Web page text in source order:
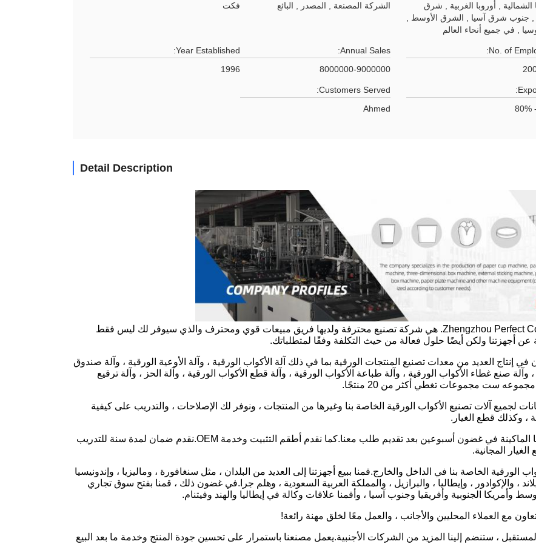
الشمالية , أوروبا الغربية , شرق
, جنوب شرق آسيا , الشرق الأوسط ,
, في جميع أنحاء العالم
الشركة المصنعة , المصدر , البائع
فكت
No. of
Annual Sales:
8000000-9000000
Year Established:
1996
Customers Served:
Ahmed
Detail Description
شركة Zhengzhou Perfect Co. ، Ltd. هي شركة تصنيع محترفة ولديها فريق مبيعات قوي ومحترف والذي سيوفر لك ليس فقط
أجهزتنا ولكن أيضًا حلول فعالة من حيث التكلفة وفقًا لمتطلباتك.
إنتاج العديد من معدات تصنيع المنتجات الورقية بما في ذلك آلة الأكواب الورقية ، وآلة الأوعية الورقية ، وآلة صندوق
، وآلة صنع غطاء الأكواب الورقية ، وآلة طباعة الأكواب الورقية ، وآلة قطع الأكواب الورقية ، وآلة الحز ، وآلة ترقيع
ست مجموعات تغطي أكثر من 20 منتجًا.
لجميع آلات تصنيع الأكواب الورقية الخاصة بنا وغيرها من المنتجات ، ونوفر لك الإصلاحات ، والتدريب على كيفية
، وكذلك قطع الغيار.
سينهي مصنعنا الماكينة في غضون أسبوعين بعد تقديم طلب معنا.كما نقدم أطقم التثبيت وخدمة OEM.نقدم ضمان لمدة سنة للتدريب
المجانية.
الورقية الخاصة بنا في الداخل والخارج.قمنا ببيع أجهزتنا إلى العديد من البلدان ، مثل سنغافورة ، وماليزيا ، وإندونيسيا
، والإكوادور ، وإيطاليا ، والبرازيل ، والمملكة العربية السعودية ، وهلم جرا.في غضون ذلك ، قمنا بفتح سوق تجاري
وأمريكا الجنوبية وأفريقيا وجنوب آسيا ، وأقمنا علاقات وكالة في إيطاليا والهند وفيتنام.
مع العملاء المحليين والأجانب ، والعمل معًا لخلق مهنة رائعة!
، ستنضم إلينا المزيد من الشركات الأجنبية.يعمل مصنعنا باستمرار على تحسين جودة المنتج وخدمة ما بعد البيع